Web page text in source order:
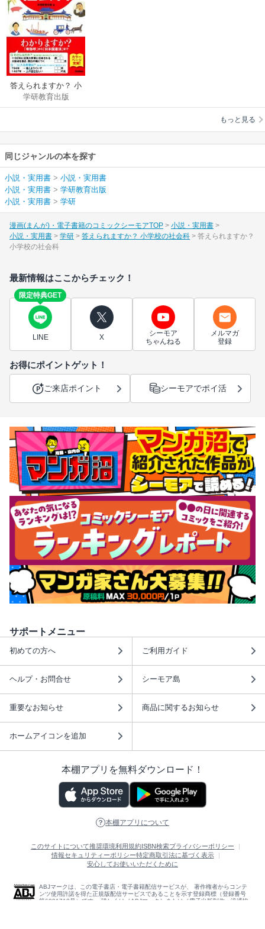
答えられますか？ 小
学校の社会科
学研教育出版
もっと見る
同じジャンルの本を探す
小説・実用書 > 小説・実用書
小説・実用書 > 学研教育出版
小説・実用書 > 学研
漫画(まんが)・電子書籍のコミックシーモアTOP
小説・実用書
小説・実用書
学研 答えられますか？ 小学校の社会科
答えられますか？
小学校の社会科
最新情報はここからチェック！
限定特典GET
LINE X
シーモア
ちゃんねる
メルマガ
登録
お得にポイントゲット！
ご来店ポイント シーモアでポイ活
サポートメニュー
初めての方へ ご利用ガイド
ヘルプ・お問合せ シーモア島
重要なお知らせ 商品に関するお知らせ
ホームアイコンを追加
本棚アプリを無料ダウンロード！
本棚アプリについて
このサイトについて推奨環境利用規約ISBN検索プライバシーポリシー
情報セキュリティーポリシー特定商取引法に基づく表示
安心してお使いいただくために
ABJマークは、この電子書店・電子書籍配信サービスが、 著作権者からコンテ
ンツ使用許諾を得た正規版配信サービスであることを示す登録商標（登録番号
第6091713号）です。 詳しくは［ABJマーク］または［電子出版制作・流通協